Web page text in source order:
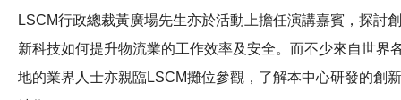
LSCM行政總裁黃廣場先生亦於活動上擔任演講嘉賓，探討創
新科技如何提升物流業的工作效率及安全。而不少來自世界
地的業界人士亦親臨LSCM攤位參觀，了解本中心研發的創新